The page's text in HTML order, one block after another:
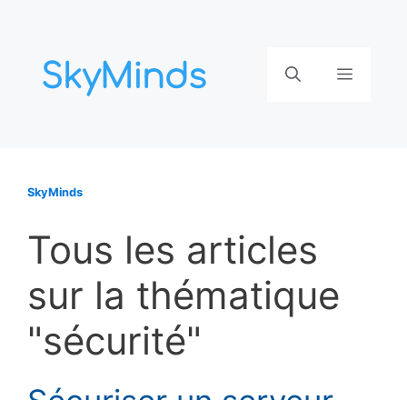
contenu
Menu
SkyMinds
Tous les articles
sur la thématique
"sécurité"